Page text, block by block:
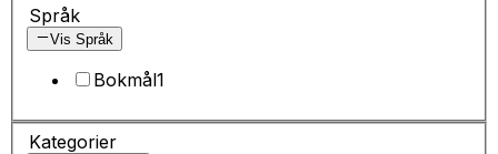
Språk
Vis Språk
Bokmål1
Kategorier